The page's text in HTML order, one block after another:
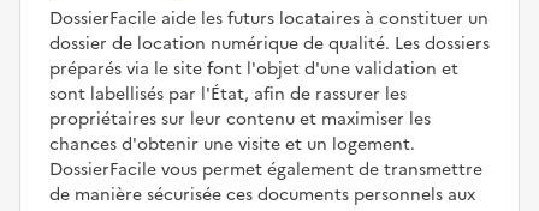
DossierFacile aide les futurs locataires à constituer un
dossier de location numérique de qualité. Les dossiers
préparés via le site font l'objet d'une validation et
sont labellisés par l'État, afin de rassurer les
propriétaires sur leur contenu et maximiser les
chances d'obtenir une visite et un logement.
DossierFacile vous permet également de transmettre
de manière sécurisée ces documents personnels aux